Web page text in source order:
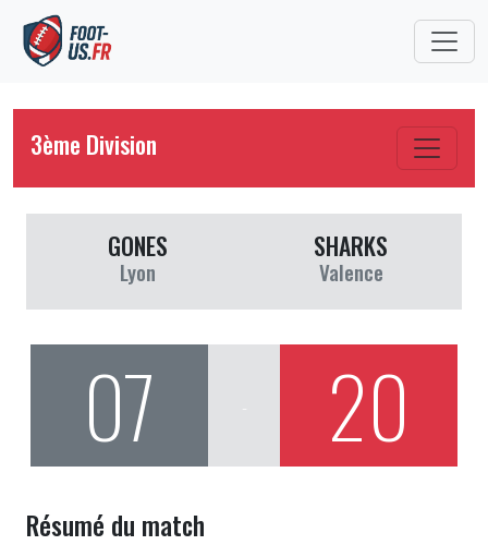
3ème Division
GONES
Lyon
SHARKS
Valence
07 20
Résumé du match